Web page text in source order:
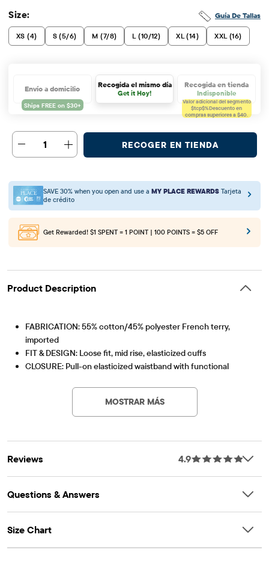
Guía De Tallas
Size:
XS (4) S (5/6) M (7/8) L (10/12) XL (14) XXL (16)
Envío a domicilio Recogida el mismo día
Get it Hoy!
Recogida en tienda
Indisponible
Valor adicional del segmento
$tcp$%Descuento en
compras superiores a $40.
1 RECOGER EN TIENDA
SAVE 30% when you open and use a MY PLACE REWARDS Tarjeta
de crédito
Get Rewarded! $1 SPENT = 1 POINT | 100 POINTS = $5 OFF
Product Description
FABRICATION: 55% cotton/45% polyester French terry,
imported
FIT & DESIGN: Loose fit, mid rise, elasticized cuffs
CLOSURE: Pull-on elasticized waistband with functional
FEATURES: Fabric finished for softness & to reduce shrinkage,
front side slant & hook-and-loop cargo pockets
MOSTRAR MÁS
Reviews 4.9
Questions & Answers
Size Chart